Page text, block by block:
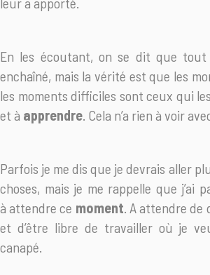
En les écoutant, on se dit que tout
enchaîné, mais la vérité est que les
les moments difficiles sont ceux qui
et à apprendre . Cela n’a rien à voir
Parfois je me dis que je devrais aller
choses, mais je me rappelle que j’ai
à attendre ce moment . A attendre
et d’être libre de travailler où je
canapé.